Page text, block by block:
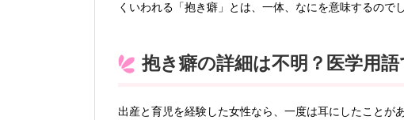
くいわれる「抱き癖」とは、一体、なにを意味するので
抱き癖の詳細は不明？医学用
出産と育児を経験した女性なら、一度は耳にしたことが